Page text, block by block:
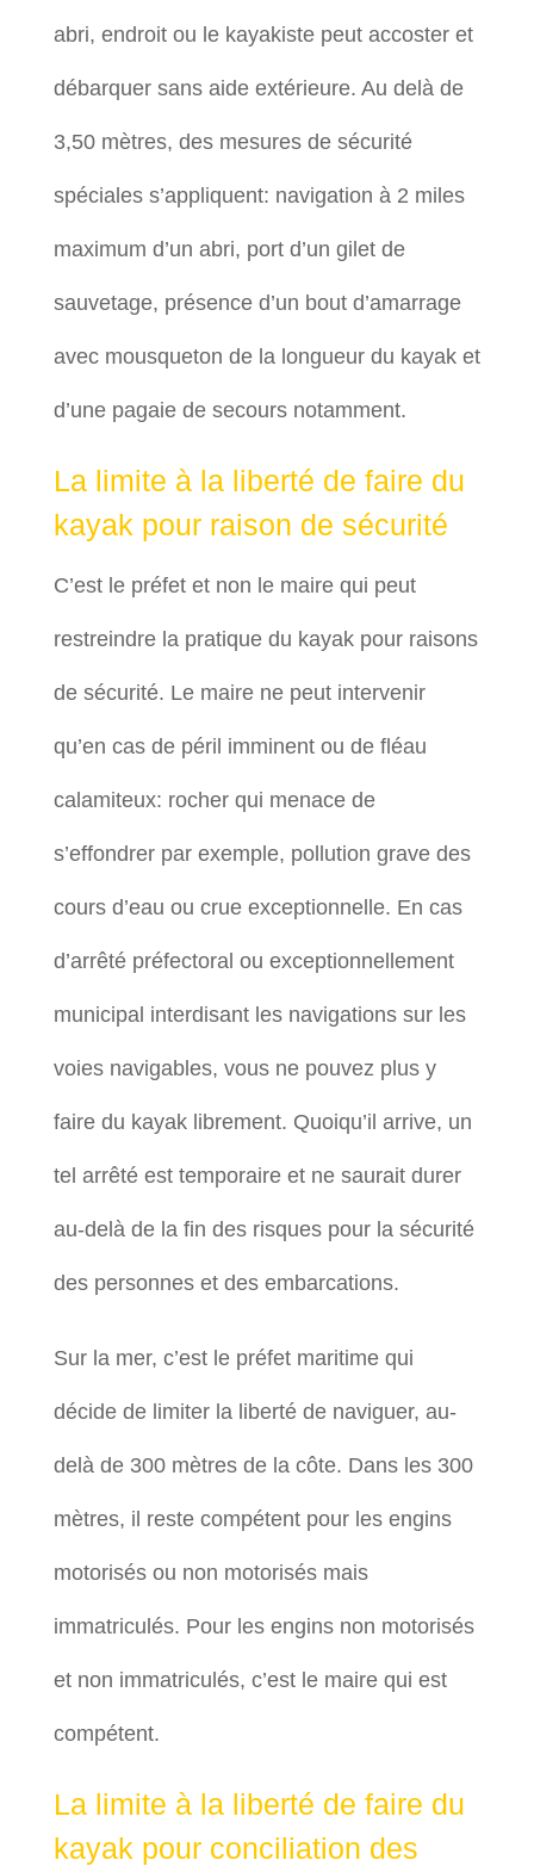
abri, endroit ou le kayakiste peut accoster et
débarquer sans aide extérieure. Au delà de
3,50 mètres, des mesures de sécurité
spéciales s’appliquent: navigation à 2 miles
maximum d’un abri, port d’un gilet de
sauvetage, présence d’un bout d’amarrage
avec mousqueton de la longueur du kayak et
d’une pagaie de secours notamment.
La limite à la liberté de faire du
kayak pour raison de sécurité
C’est le préfet et non le maire qui peut
restreindre la pratique du kayak pour raisons
de sécurité. Le maire ne peut intervenir
qu’en cas de péril imminent ou de fléau
calamiteux: rocher qui menace de
s’effondrer par exemple, pollution grave des
cours d’eau ou crue exceptionnelle. En cas
d’arrêté préfectoral ou exceptionnellement
municipal interdisant les navigations sur les
voies navigables, vous ne pouvez plus y
faire du kayak librement. Quoiqu’il arrive, un
tel arrêté est temporaire et ne saurait durer
au-delà de la fin des risques pour la sécurité
des personnes et des embarcations.
Sur la mer, c’est le préfet maritime qui
décide de limiter la liberté de naviguer, au-
delà de 300 mètres de la côte. Dans les 300
mètres, il reste compétent pour les engins
motorisés ou non motorisés mais
immatriculés. Pour les engins non motorisés
et non immatriculés, c’est le maire qui est
compétent.
La limite à la liberté de faire du
kayak pour conciliation des